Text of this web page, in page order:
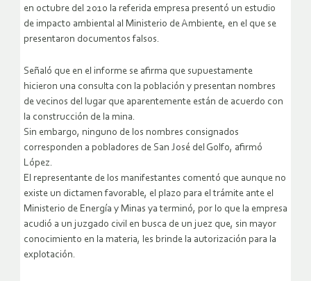
en octubre del 2010 la referida empresa presentó un estudio
de impacto ambiental al Ministerio de Ambiente, en el que se
presentaron documentos falsos.
Señaló que en el informe se afirma que supuestamente
hicieron una consulta con la población y presentan nombres
de vecinos del lugar que aparentemente están de acuerdo con
la construcción de la mina.
Sin embargo, ninguno de los nombres consignados
corresponden a pobladores de San José del Golfo, afirmó
López.
El representante de los manifestantes comentó que aunque no
existe un dictamen favorable, el plazo para el trámite ante el
Ministerio de Energía y Minas ya terminó, por lo que la empresa
acudió a un juzgado civil en busca de un juez que, sin mayor
conocimiento en la materia, les brinde la autorización para la
explotación.